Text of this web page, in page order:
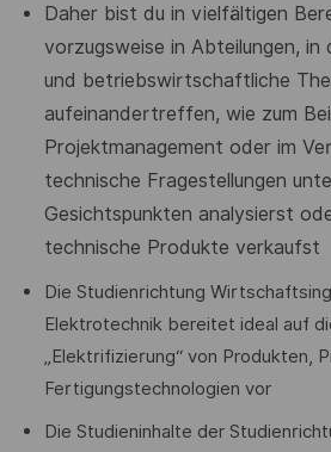
Daher bist du in vielfältigen
vorzugsweise in Abteilungen, in
und betriebswirtschaftliche
aufeinandertreffen, wie zum
Projektmanagement oder im
technische Fragestellungen
Gesichtspunkten analysierst
technische Produkte verkaufst
Die Studienrichtung
Elektrotechnik bereitet ideal auf
„Elektrifizierung“ von Produkten,
Fertigungstechnologien vor
Die Studieninhalte der